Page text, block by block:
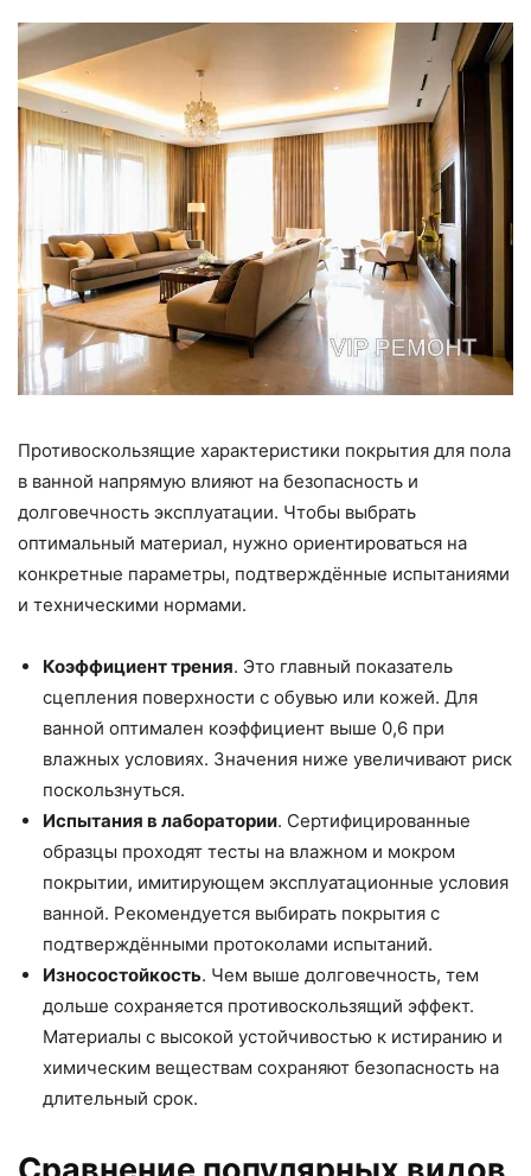
Противоскользящие характеристики покрытия для пола
в ванной напрямую влияют на безопасность и
долговечность эксплуатации. Чтобы выбрать
оптимальный материал, нужно ориентироваться на
конкретные параметры, подтверждённые испытаниями
и техническими нормами.
Коэффициент трения. Это главный показатель
сцепления поверхности с обувью или кожей. Для
ванной оптимален коэффициент выше 0,6 при
влажных условиях. Значения ниже увеличивают риск
поскользнуться.
Испытания в лаборатории. Сертифицированные
образцы проходят тесты на влажном и мокром
покрытии, имитирующем эксплуатационные условия
ванной. Рекомендуется выбирать покрытия с
подтверждёнными протоколами испытаний.
Износостойкость. Чем выше долговечность, тем
дольше сохраняется противоскользящий эффект.
Материалы с высокой устойчивостью к истиранию и
химическим веществам сохраняют безопасность на
длительный срок.